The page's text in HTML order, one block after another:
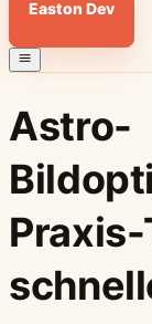
Easton Dev
Astro-